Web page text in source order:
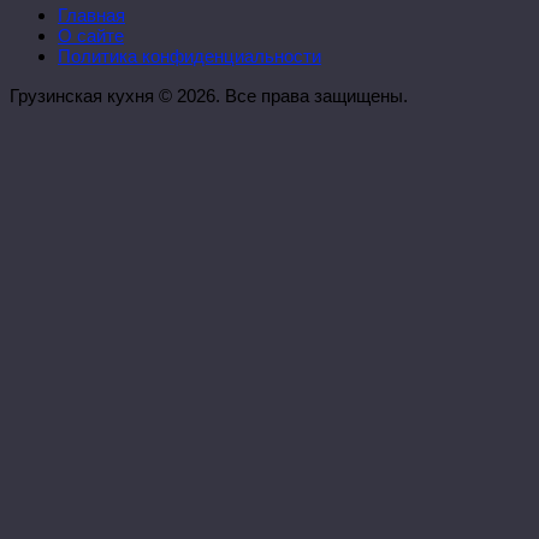
Главная
О сайте
Политика конфиденциальности
Грузинская кухня © 2026. Все права защищены.